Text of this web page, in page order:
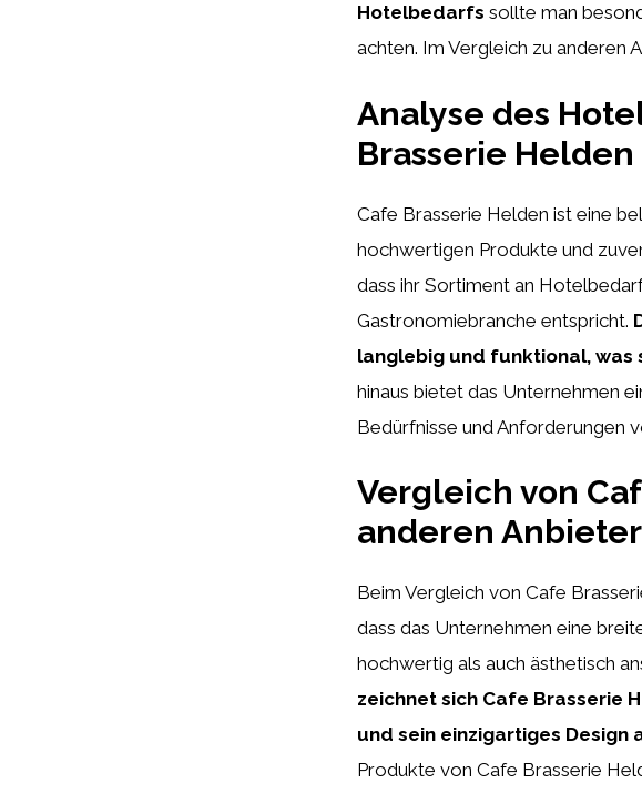
Hotelbedarfs sollte man
achten. Im Vergleich zu anderen
Analyse des
Brasserie
Cafe Brasserie Helden ist eine
hochwertigen Produkte und
dass ihr Sortiment an
Gastronomiebranche entspricht.
langlebig und funktional, was
hinaus bietet das Unternehmen
Bedürfnisse und Anforderungen
Vergleich von
anderen
Beim Vergleich von Cafe
dass das Unternehmen eine
hochwertig als auch ästhetisch
zeichnet sich Cafe Brasserie
und sein einzigartiges Design
Produkte von Cafe Brasserie